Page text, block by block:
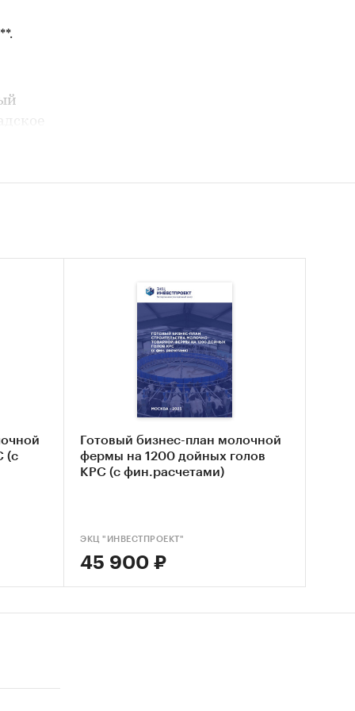
по
(с
Готовый бизнес-план молочной
фермы на 1200 дойных голов
КРС (с фин.расчетами)
ЭКЦ "ИНВЕСТПРОЕКТ"
45 900 ₽